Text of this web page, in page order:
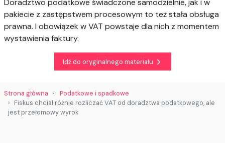
Doradztwo podatkowe świadczone samodzielnie, jak i w
pakiecie z zastępstwem procesowym to też stała obsługa
prawna. I obowiązek w VAT powstaje dla nich z momentem
wystawienia faktury.
Idź do oryginalnego materiału
Strona główna
Podatkowe i spadkowe
Fiskus chciał różnie rozliczać VAT od doradztwa podatkowego, ale
jest przełomowy wyrok